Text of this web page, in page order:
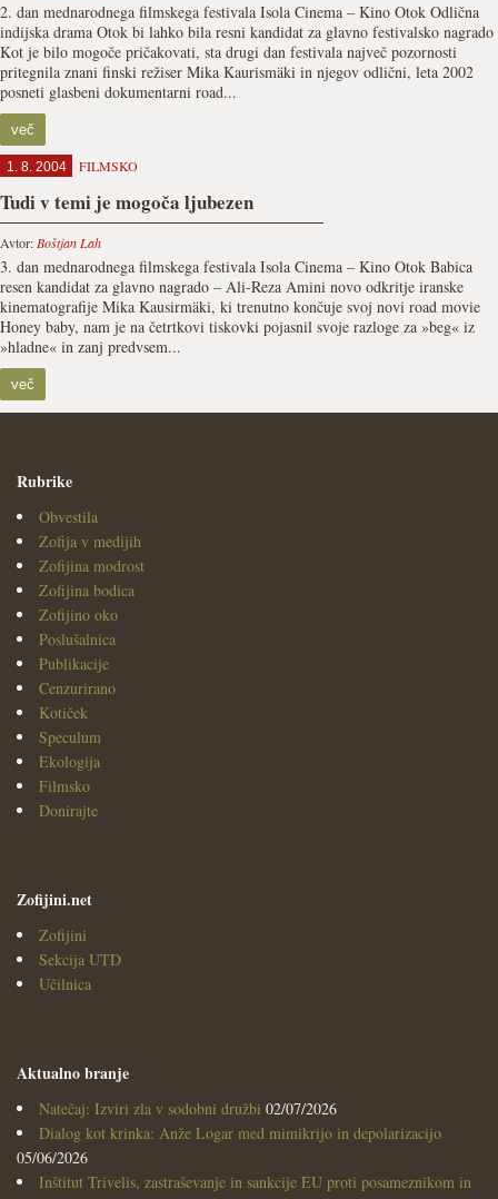
2. dan mednarodnega filmskega festivala Isola Cinema – Kino Otok Odlična
indijska drama Otok bi lahko bila resni kandidat za glavno festivalsko nagrado
Kot je bilo mogoče pričakovati, sta drugi dan festivala največ pozornosti
pritegnila znani finski režiser Mika Kaurismäki in njegov odlični, leta 2002
posneti glasbeni dokumentarni road...
več
1. 8. 2004 FILMSKO
Tudi v temi je mogoča ljubezen
Avtor: Boštjan Lah
3. dan mednarodnega filmskega festivala Isola Cinema – Kino Otok Babica
resen kandidat za glavno nagrado – Ali-Reza Amini novo odkritje iranske
kinematografije Mika Kausirmäki, ki trenutno končuje svoj novi road movie
Honey baby, nam je na četrtkovi tiskovki pojasnil svoje razloge za »beg« iz
»hladne« in zanj predvsem...
več
Rubrike
Obvestila
Zofija v medijih
Zofijina modrost
Zofijina bodica
Zofijino oko
Poslušalnica
Publikacije
Cenzurirano
Kotiček
Speculum
Ekologija
Filmsko
Donirajte
Zofijini.net
Zofijini
Sekcija UTD
Učilnica
Aktualno branje
Natečaj: Izviri zla v sodobni družbi 02/07/2026
Dialog kot krinka: Anže Logar med mimikrijo in depolarizacijo
05/06/2026
Inštitut Trivelis, zastraševanje in sankcije EU proti posameznikom in